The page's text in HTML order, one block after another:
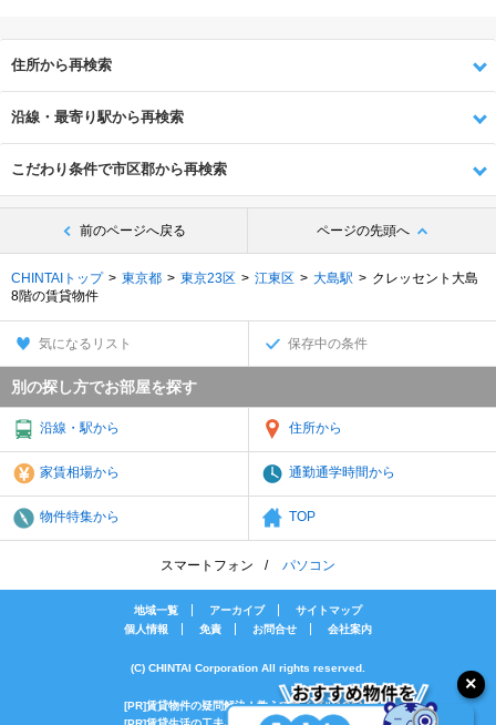
住所から再検索
沿線・最寄り駅から再検索
こだわり条件で市区郡から再検索
前のページへ戻る ページの先頭へ
CHINTAIトップ 東京都 東京23区 江東区 大島駅
クレッセント大島
8階の賃貸物件
気になるリスト 保存中の条件
別の探し方でお部屋を探す
沿線・駅から 住所から
家賃相場から 通勤通学時間から
物件特集から TOP
スマートフォン パソコン
地域一覧 アーカイブ
サイトマップ
個人情報
免責 お問合せ 会社案内
(C) CHINTAI Corporation All rights reserved.
[PR]賃貸物件の疑問解決！教えてエイブルAGENT